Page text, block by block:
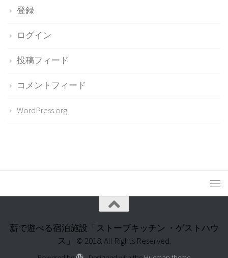
登録
ログイン
投稿フィード
コメントフィード
WordPress.org
薪で遊べる宿泊施設「ストーブキッチン ・ゲストハウ
ス」 © 2018. All Rights Reserved.